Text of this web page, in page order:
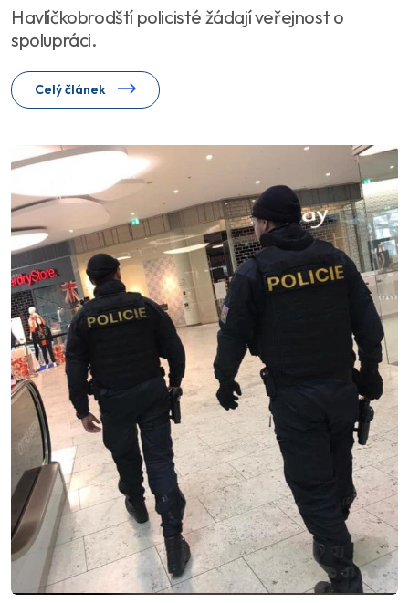
Havlíčkobrodští policisté žádají veřejnost o
spolupráci.
Celý článek